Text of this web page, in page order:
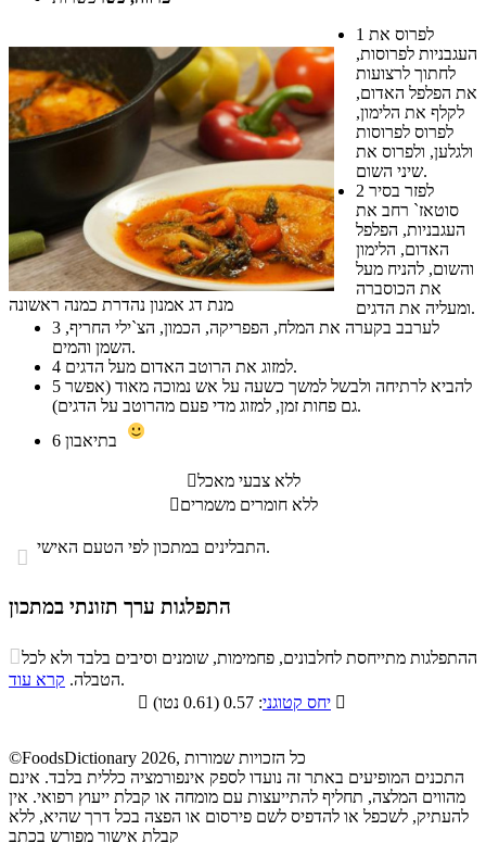
מנת דג אמנון נהדרת כמנה ראשונה
1
העגבניות לפרוסות,
לחתוך לרצועות
את הפלפל האדום,
לקלף את הלימון,
לפרוס לפרוסות
ולגלען, ולפרוס את
שיני השום.
2
סוטאז` רחב את
העגבניות, הפלפל
האדום, הלימון
והשום, להניח מעל
את הכוסברה
ומעליה את הדגים.
3
השמן והמים.
4
למזוג את הרוטב האדום מעל הדגים.
5
גם פחות זמן, למזוג מדי פעם מהרוטב על הדגים).
6
ללא צבעי מאכל
ללא חומרים משמרים
 התבלינים במתכון לפי הטעם האישי.
התפלגות ערך תזונתי במתכון
התפלגות ערך תזונתי במתכון
סיבים
תזונתיים
שומנים חלבונים
43.8% 17.6%
ההתפלגות מתייחסת לחלבונים, פחמימות, שומנים וסיבים בלבד ולא לכל
הטבלה. קרא עוד
.

יחס קטוגני 
©FoodsDictionary 2026, כל הזכויות שמורות
התכנים המופיעים באתר זה נועדו לספק אינפורמציה כללית בלבד. אינם
מהווים המלצה, תחליף להתייעצות עם מומחה או קבלת ייעוץ רפואי. אין
להעתיק, לשכפל או להדפיס לשם פירסום או הפצה בכל דרך שהיא, ללא
קבלת אישור מפורש בכתב